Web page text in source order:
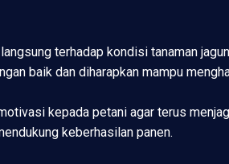
terhadap kondisi tanaman
baik dan diharapkan mampu
kepada petani agar terus
keberhasilan panen.